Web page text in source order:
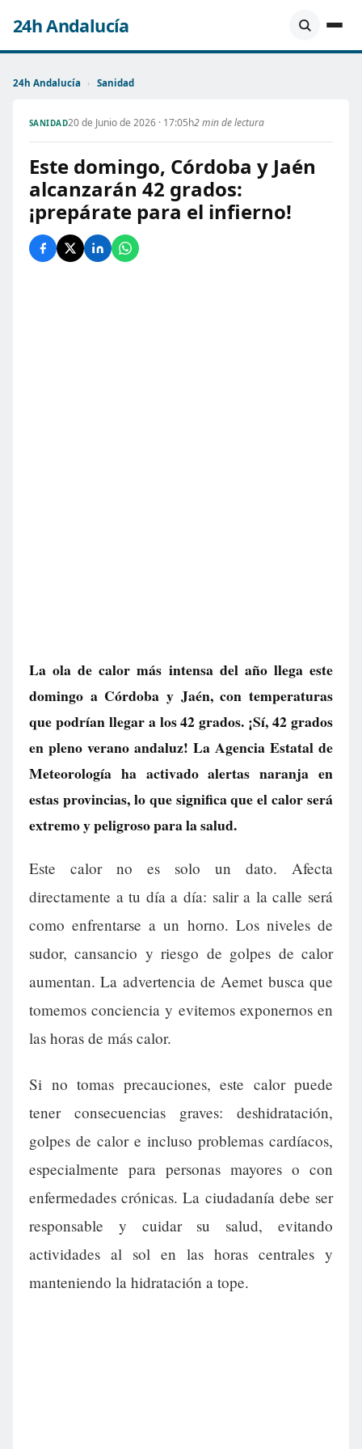
24h Andalucía
24h Andalucía › Sanidad
SANIDAD20 de Junio de 2026 · 17:05h2 min de lectura
Este domingo, Córdoba y Jaén
alcanzarán 42 grados:
¡prepárate para el infierno!
La ola de calor más intensa del año llega este
domingo a Córdoba y Jaén, con temperaturas
que podrían llegar a los 42 grados. ¡Sí, 42 grados
en pleno verano andaluz! La Agencia Estatal de
Meteorología ha activado alertas naranja en
estas provincias, lo que significa que el calor será
extremo y peligroso para la salud.
Este calor no es solo un dato. Afecta
directamente a tu día a día: salir a la calle será
como enfrentarse a un horno. Los niveles de
sudor, cansancio y riesgo de golpes de calor
aumentan. La advertencia de Aemet busca que
tomemos conciencia y evitemos exponernos en
las horas de más calor.
Si no tomas precauciones, este calor puede
tener consecuencias graves: deshidratación,
golpes de calor e incluso problemas cardíacos,
especialmente para personas mayores o con
enfermedades crónicas. La ciudadanía debe ser
responsable y cuidar su salud, evitando
actividades al sol en las horas centrales y
manteniendo la hidratación a tope.